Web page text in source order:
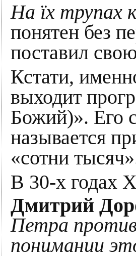
На їх трупах
понятен без
поставил
Кстати,
выходит
Божий)». Его
называется
«сотни
В 30-х годах
Дмитрий
Петра
понимании